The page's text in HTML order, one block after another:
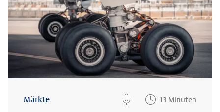
Märkte microphone
13 Minuten